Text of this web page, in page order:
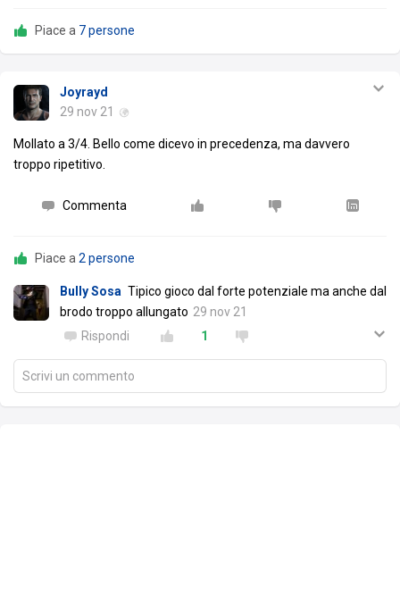
Piace a 7 persone
Joyrayd
29 nov 21
Mollato a 3/4. Bello come dicevo in precedenza, ma davvero
troppo ripetitivo.
Commenta
Piace a 2 persone
Bully Sosa Tipico gioco dal forte potenziale ma anche dal
brodo troppo allungato 29 nov 21
Rispondi
1
Scrivi un commento